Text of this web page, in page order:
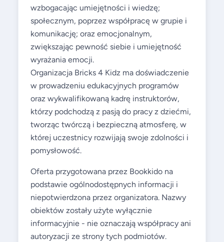
wzbogacając umiejętności i wiedzę;
społecznym, poprzez współpracę w grupie i
komunikację; oraz emocjonalnym,
zwiększając pewność siebie i umiejętność
wyrażania emocji.
Organizacja Bricks 4 Kidz ma doświadczenie
w prowadzeniu edukacyjnych programów
oraz wykwalifikowaną kadrę instruktorów,
którzy podchodzą z pasją do pracy z dziećmi,
tworząc twórczą i bezpieczną atmosferę, w
której uczestnicy rozwijają swoje zdolności i
pomysłowość.
Oferta przygotowana przez Bookkido na
podstawie ogólnodostępnych informacji i
niepotwierdzona przez organizatora. Nazwy
obiektów zostały użyte wyłącznie
informacyjnie - nie oznaczają współpracy ani
autoryzacji ze strony tych podmiotów.